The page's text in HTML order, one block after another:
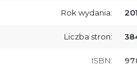
Rok wydania:
Liczba stron:
ISBN: